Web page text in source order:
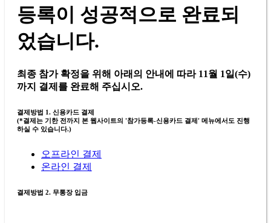
등록이 성공적으로 완료되
었습니다.
최종 참가 확정을 위해 아래의 안내에 따라 11월 1일(수)
까지 결제를 완료해 주십시오.
결제방법 1. 신용카드 결제
(*결제는 기한 전까지 본 웹사이트의 '참가등록-신용카드 결제' 메뉴에서도 진행
하실 수 있습니다.)
오프라인 결제
온라인 결제
결제방법 2. 무통장 입금